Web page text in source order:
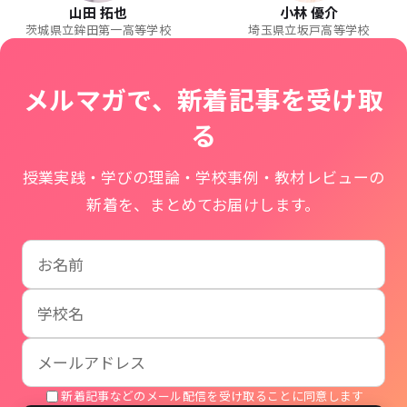
山田 拓也
茨城県立鉾田第一高等学校
小林 優介
埼玉県立坂戸高等学校
メルマガで、新着記事を受け取
る
授業実践・学びの理論・学校事例・教材レビューの
新着を、まとめてお届けします。
お名前
学校名
メールアドレス
新着記事などのメール配信を受け取ることに同意します